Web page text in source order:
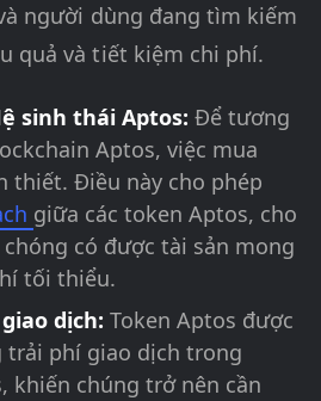
người dùng đang tìm kiếm
quả và tiết kiệm chi phí.
sinh thái Aptos: Để tương
Aptos, việc mua
thiết. Điều này cho phép
giữa các token Aptos, cho
có được tài sản mong
tối thiểu.
dịch: Token Aptos được
trải phí giao dịch trong
khiến chúng trở nên cần